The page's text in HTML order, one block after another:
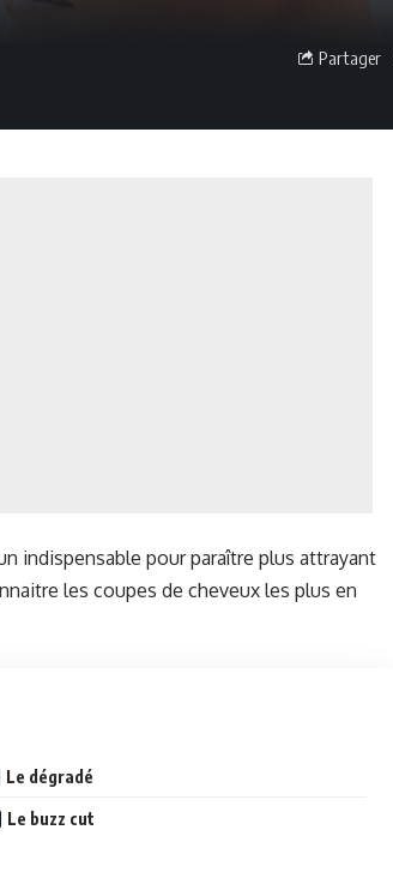
Partager
indispensable pour paraître plus attrayant
les coupes de cheveux les plus en
Le dégradé
Le buzz cut